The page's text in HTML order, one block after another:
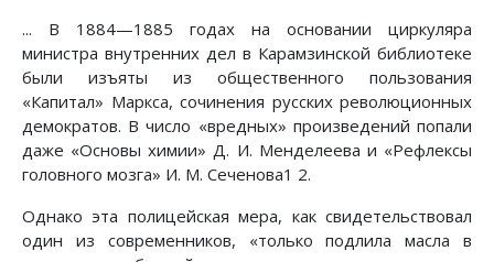
... В 1884—1885 годах на основании циркуляра
министра внутренних дел в Карамзинской библиотеке
были изъяты из общественного пользования
«Капитал» Маркса, сочинения русских революционных
демократов. В число «вредных» произведений попали
даже «Основы химии» Д. И. Менделеева и «Рефлексы
головного мозга» И. М. Сеченова1 2.
Однако эта полицейская мера, как свидетельствовал
один из современников, «только подлила масла в